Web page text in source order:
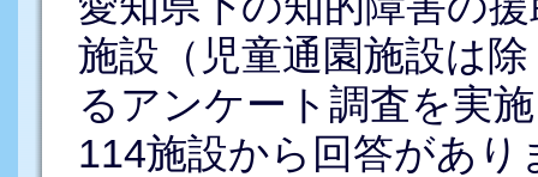
施設（児童通園施設は
るアンケート調査を実
114施設から回答があ